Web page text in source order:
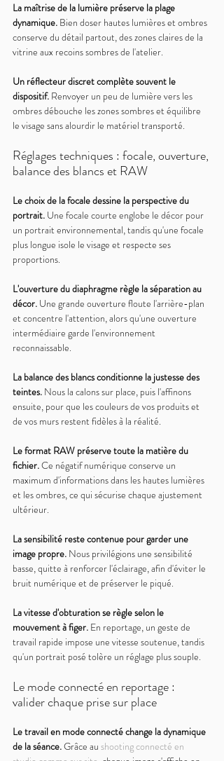
La maîtrise de la lumière préserve la plage
dynamique. Bien doser hautes lumières et ombres
conserve du détail partout, des zones claires de la
vitrine aux recoins sombres de l'atelier.
Un réflecteur discret complète souvent le
dispositif. Renvoyer un peu de lumière vers les
ombres débouche les zones sombres et équilibre
le visage sans alourdir le matériel transporté.
Réglages techniques : focale, ouverture,
balance des blancs et RAW
Le choix de la focale dessine la perspective du
portrait. Une focale courte englobe le décor pour
un portrait environnemental, tandis qu'une focale
plus longue isole le visage et respecte ses
proportions.
L'ouverture du diaphragme règle la séparation au
décor. Une grande ouverture floute l'arrière-plan
et concentre l'attention, alors qu'une ouverture
intermédiaire garde l'environnement
reconnaissable.
La balance des blancs conditionne la justesse des
teintes. Nous la calons sur place, puis l'affinons
ensuite, pour que les couleurs de vos produits et
de vos murs restent fidèles à la réalité.
Le format RAW préserve toute la matière du
fichier. Ce négatif numérique conserve un
maximum d'informations dans les hautes lumières
et les ombres, ce qui sécurise chaque ajustement
ultérieur.
La sensibilité reste contenue pour garder une
image propre. Nous privilégions une sensibilité
basse, quitte à renforcer l'éclairage, afin d'éviter le
bruit numérique et de préserver le piqué.
La vitesse d'obturation se règle selon le
mouvement à figer. En reportage, un geste de
travail rapide impose une vitesse soutenue, tandis
qu'un portrait posé tolère un réglage plus souple.
Le mode connecté en reportage :
valider chaque prise sur place
Le travail en mode connecté change la dynamique
de la séance. Grâce au shooting connecté en